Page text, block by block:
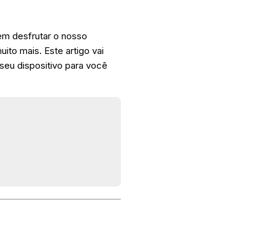
desfrutar o nosso
mais. Este artigo vai
dispositivo para você